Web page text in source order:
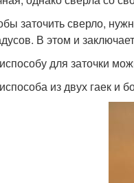
заточить сверло,
В этом и
для заточки
из двух гаек и